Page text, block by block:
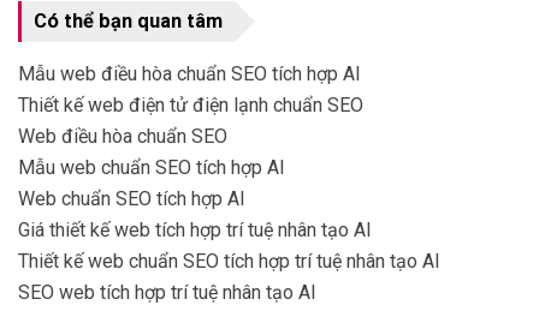
Có thể bạn quan tâm
Mẫu web điều hòa chuẩn SEO tích hợp AI
Thiết kế web điện tử điện lạnh chuẩn SEO
Web điều hòa chuẩn SEO
Mẫu web chuẩn SEO tích hợp AI
Web chuẩn SEO tích hợp AI
Giá thiết kế web tích hợp trí tuệ nhân tạo AI
Thiết kế web chuẩn SEO tích hợp trí tuệ nhân tạo AI
SEO web tích hợp trí tuệ nhân tạo AI